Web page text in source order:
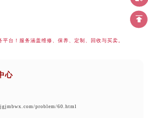
心
problem/60.html